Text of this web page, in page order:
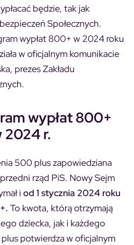
będzie, tak jak
Społecznych.
wypłat 800+ w 2024 roku
w oficjalnym komunikacie
prezes Zakładu
wypłat 800+
2024 r.
500 plus zapowiedziana
rząd PiS. Nowy Sejm
i od 1 stycznia 2024 roku
To kwota, którą otrzymają
dziecka, jak i każdego
potwierdza w oficjalnym